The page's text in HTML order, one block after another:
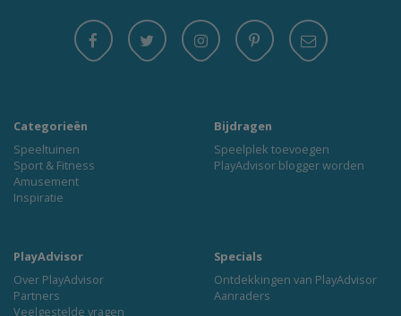
Categorieën
Speeltuinen
Sport & Fitness
Amusement
Inspiratie
Bijdragen
Speelplek toevoegen
PlayAdvisor blogger worden
PlayAdvisor
Over PlayAdvisor
Partners
Veelgestelde vragen
Specials
Ontdekkingen van PlayAdvisor
Aanraders